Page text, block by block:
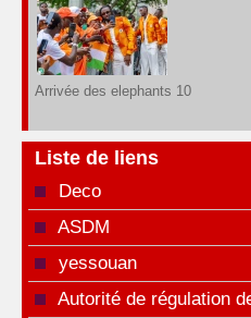
Arrivée des elephants 10
Liste de liens
Deco
ASDM
yessouan
Autorité de régulation